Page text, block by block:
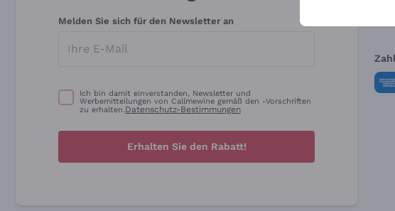
Melden Sie sich für den Newsletter an
Ich bin damit einverstanden, Newsletter und
Werbemitteilungen von Callmewine gemäß den -Vorschriften
zu erhalten.Datenschutz-Bestimmungen
Erhalten Sie den Rabatt!